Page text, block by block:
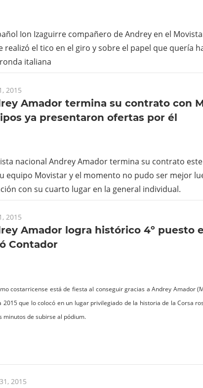
Ion Izaguirre compañero de Andrey en el
realizó el tico en el giro y sobre el papel que quería
italiana
2015
Amador termina su contrato con
ya presentaron ofertas por él
nacional Andrey Amador termina su contrato
equipo Movistar y el momento no pudo ser mejor
con su cuarto lugar en la general individual.
2015
Amador logra histórico 4º puesto
Contador
costarricense está de fiesta al conseguir gracias a Andrey Amador
2015 que lo colocó en un lugar privilegiado de la historia de la Corsa
minutos de subirse al pódium.
2015